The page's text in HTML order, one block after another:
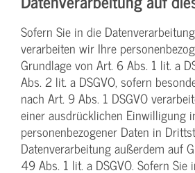
Sofern Sie in die
verarbeiten wir Ihre
Grundlage von Art. 6 Abs. 1 lit. a
Abs. 2 lit. a DSGVO, sofern
nach Art. 9 Abs. 1 DSGVO
einer ausdrücklichen Einwilligung
personenbezogener Daten in
Datenverarbeitung außerdem auf
49 Abs. 1 lit. a DSGVO. Sofern